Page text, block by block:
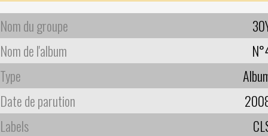
Nom du groupe
Nom de l'album
Type
Date de parution
Labels